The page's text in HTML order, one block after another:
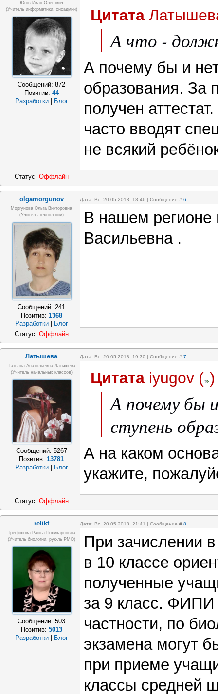
Югов Иван Олегович
(Учитель информатики, сисадмин)
Сообщений:872
Позитив: 44
Разработки
Блог
Цитата
А что -
А почему бы и
образования.
получен
часто вводят
не всякий
Статус: Оффлайн
olgamorgunov Дата: Вс, 20.05.2018, 18:46 | Сообщение # 6
Моргунова Ольга Викторовна
(Учитель технологии)
Сообщений: 241
Позитив: 1368
Разработки | Блог
В нашем регионе
Васильевна .
Статус: Оффлайн
Латышева Дата: Вс, 20.05.2018, 19:30 | Сообщение # 7
Татьяна Анатольевна Латышева
(учитель начальных классов)
Сообщений: 5267
Позитив:13781
Разработки
Блог
Цитата iyugov ( )
А почему бы
ступень
А на каком
укажите,
Статус: Оффлайн
relikt Дата: Вс, 20.05.2018, 21:41 | Сообщение # 8
Трефилова Раиса Поликарповна
(Учитель биологии, рук-ль РМО)
Сообщений:503
Позитив: 5013
Разработки | Блог
При зачислении
в 10 классе
полученные
за 9 класс. ФИПИ
частности, по
экзамена могут
при приеме
классы средней